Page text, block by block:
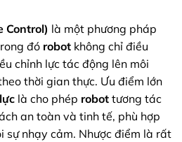
Control) là một phương pháp
đó robotkhông chỉ điều
chỉnh lực tác động lên môi
thời gian thực. Ưu điểm lớn
là cho phép robottương tác
an toàn và tinh tế, phù hợp
sự nhạy cảm. Nhược điểm là rất